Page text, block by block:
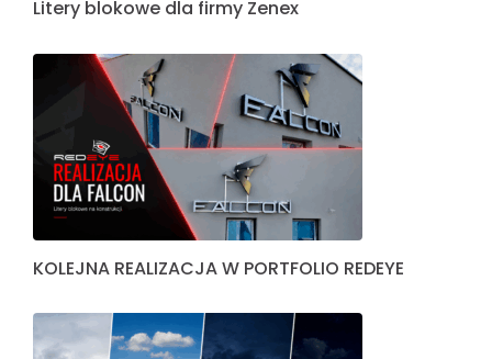
Litery blokowe dla firmy Zenex
KOLEJNA REALIZACJA W PORTFOLIO REDEYE